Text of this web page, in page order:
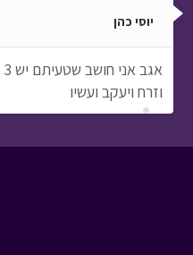
יוסי כהן
וזרח ויעקב ועשיו